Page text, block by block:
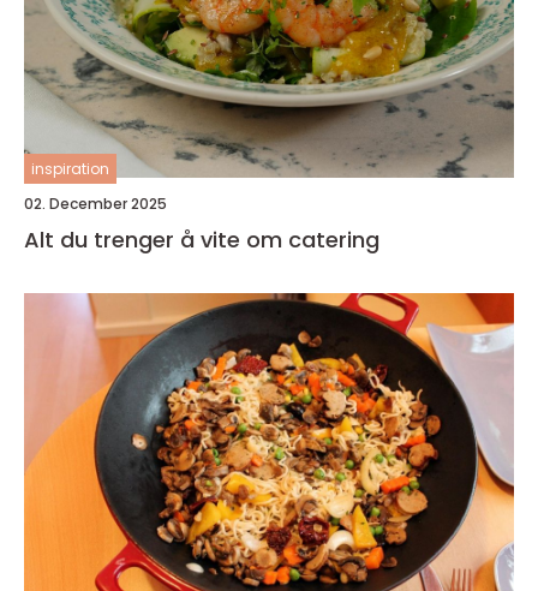
inspiration
02. December 2025
Alt du trenger å vite om catering